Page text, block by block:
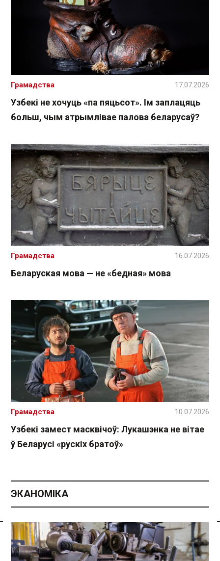
Спасылка без VPN
Узбекі не хочуць «па пяцьсот». Ім заплацяць
больш, чым атрымлівае палова беларусаў?
Грамадства 17.07.2026
Беларуская мова — не «бедная» мова
Грамадства 16.07.2026
Узбекі замест масквічоў: Лукашэнка не вітае
ў Беларусі «рускіх братоў»
Грамадства 10.07.2026
ЭКАНОМІКА